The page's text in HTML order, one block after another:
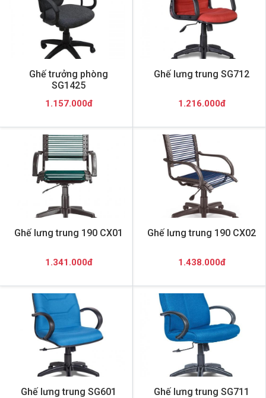
Ghế trưởng phòng
SG1425
1.157.000đ
Ghế lưng trung SG712
1.216.000đ
Ghế lưng trung 190 CX01
1.341.000đ
Ghế lưng trung 190 CX02
1.438.000đ
Ghế lưng trung SG601 Ghế lưng trung SG711